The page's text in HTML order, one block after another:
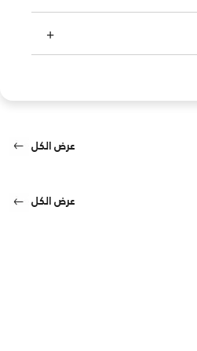
عرض الكل
عرض الكل